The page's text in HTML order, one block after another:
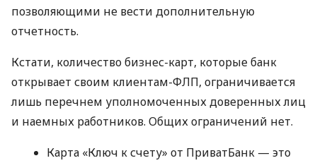
позволяющими не вести дополнительную
отчетность.
Кстати, количество бизнес-карт, которые банк
открывает своим клиентам-ФЛП, ограничивается
лишь перечнем уполномоченных доверенных лиц
и наемных работников. Общих ограничений нет.
Карта «Ключ к счету» от ПриватБанк — это